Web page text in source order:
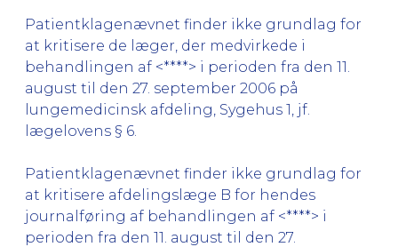
Patientklagenævnet finder ikke grundlag for
at kritisere de læger, der medvirkede i
behandlingen af <****> i perioden fra den 11.
august til den 27. september 2006 på
lungemedicinsk afdeling, Sygehus 1, jf.
lægelovens § 6.
Patientklagenævnet finder ikke grundlag for
at kritisere afdelingslæge B for hendes
journalføring af behandlingen af <****> i
perioden fra den 11. august til den 27.